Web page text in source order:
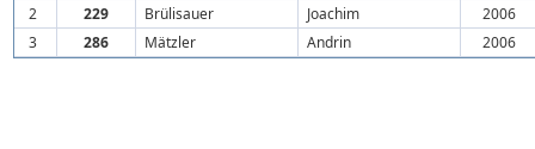
2
229 Brülisauer Joachim
2006
3
286 Mätzler Andrin 2006